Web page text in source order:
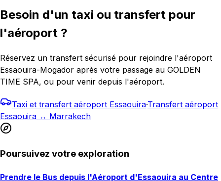
Besoin d'un taxi ou transfert pour
l'aéroport ?
Réservez un transfert sécurisé pour rejoindre l'aéroport
Essaouira-Mogador après votre passage au GOLDEN
TIME SPA, ou pour venir depuis l'aéroport.
Taxi et transfert aéroport Essaouira·Transfert aéroport
Essaouira ↔ Marrakech
Poursuivez votre exploration
Prendre le Bus depuis l'Aéroport d'Essaouira au Centre